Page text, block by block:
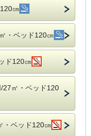
㎝
・ベッド120㎝
ド120㎝
㎡・ベッド120
・ベッド120㎝